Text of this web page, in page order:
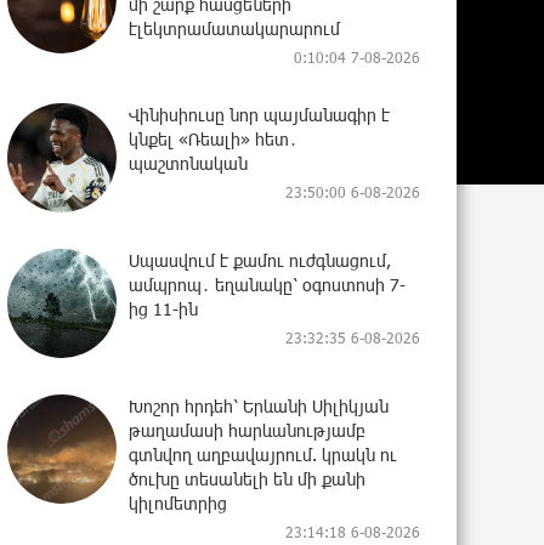
մի շարք հասցեների
էլեկտրամատակարարում
0:10:04 7-08-2026
Վինիսիուսը նոր պայմանագիր է
կնքել «Ռեալի» հետ․
պաշտոնական
23:50:00 6-08-2026
Սպասվում է քամու ուժգնացում,
ամպրոպ․ եղանակը՝ օգոստոսի 7-
ից 11-ին
23:32:35 6-08-2026
Խոշոր հրդեհ՝ Երևանի Սիլիկյան
թաղամասի հարևանությամբ
գտնվող աղբավայրում. կրակն ու
ծուխը տեսանելի են մի քանի
կիլոմետրից
23:14:18 6-08-2026